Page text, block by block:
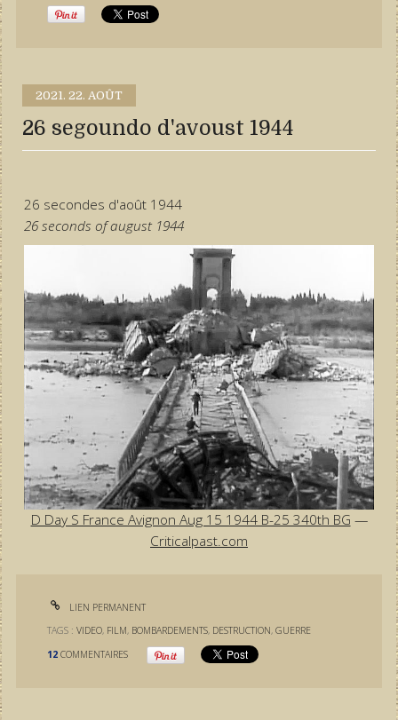
2021. 22. AOÛT
26 segoundo d'avoust 1944
26 secondes d'août 1944
26 seconds of august 1944
D Day S France Avignon Aug 15 1944 B-25 340th BG —
Criticalpast.com
LIEN PERMANENT
TAGS :VIDEO, FILM, BOMBARDEMENTS, DESTRUCTION,GUERRE
12 COMMENTAIRES